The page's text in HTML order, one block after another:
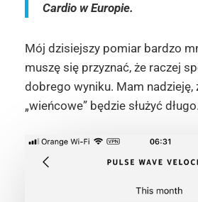
Cardio w Europie.
Mój dzisiejszy pomiar bardzo
muszę się przyznać, że raczej
dobrego wyniku. Mam nadzieję,
„wieńcowe” będzie służyć długo.